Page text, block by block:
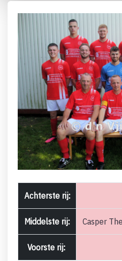
Achterste rij:
Middelste rij: Casper
Voorste rij: